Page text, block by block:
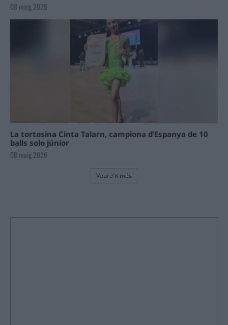
08 maig 2026
La tortosina Cinta Talarn, campiona d’Espanya de 10
balls solo júnior
08 maig 2026
Veure'n més